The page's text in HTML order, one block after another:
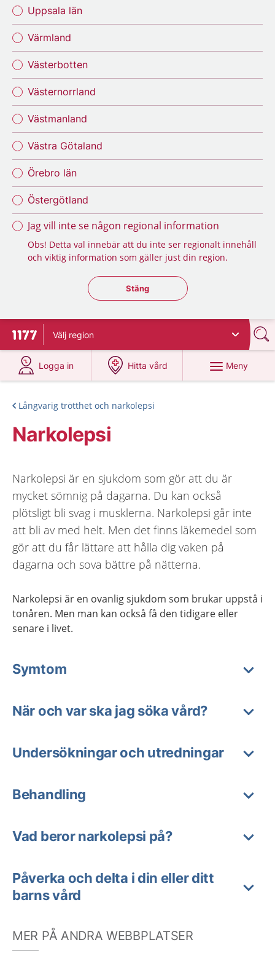
Uppsala län
Värmland
Västerbotten
Västernorrland
Västmanland
Västra Götaland
Örebro län
Östergötland
Jag vill inte se någon regional information
Obs! Detta val innebär att du inte ser regionalt innehåll
och viktig information som gäller just din region.
Stäng regionsväljaren
Stäng
Till startsidan för 1177
Välj region
Logga in
på 1177.se
Hitta vård
på 1177.se
Meny
Långvarig trötthet och narkolepsi
Narkolepsi
Narkolepsi är en sjukdom som gör att du är
mycket sömnig på dagarna. Du kan också
plötsligt bli svag i musklerna. Narkolepsi går inte
att bli av med helt. Men det finns läkemedel som
gör att du får lättare att hålla dig vaken på
dagarna och sova bättre på nätterna.
Narkolepsi är en ovanlig sjukdom som brukar uppstå i
tonåren. Men man kan också få den tidigare eller
senare i livet.
Symtom
När och var ska jag söka vård?
Undersökningar och utredningar
Behandling
Vad beror narkolepsi på?
Påverka och delta i din eller ditt
barns vård
MER PÅ ANDRA WEBBPLATSER